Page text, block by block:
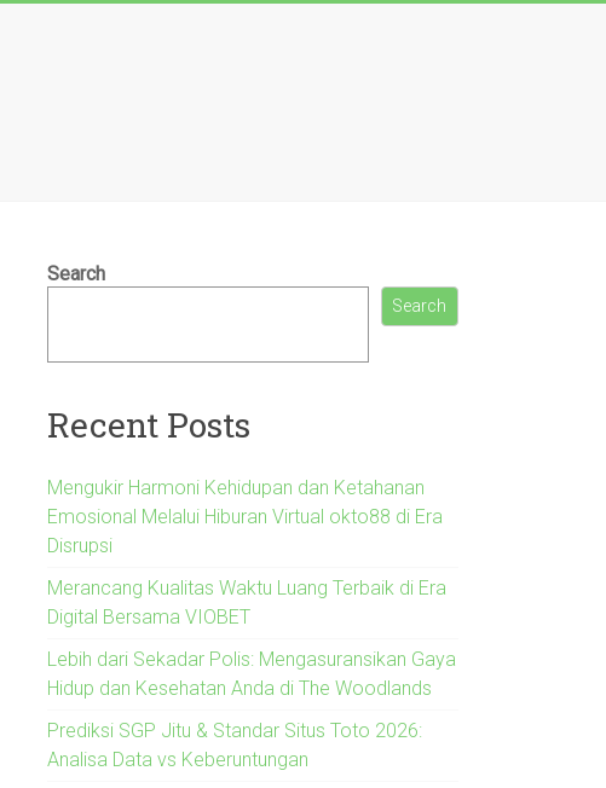
Search
Search
Recent Posts
Mengukir Harmoni Kehidupan dan Ketahanan
Emosional Melalui Hiburan Virtual okto88 di Era
Disrupsi
Merancang Kualitas Waktu Luang Terbaik di Era
Digital Bersama VIOBET
Lebih dari Sekadar Polis: Mengasuransikan Gaya
Hidup dan Kesehatan Anda di The Woodlands
Prediksi SGP Jitu & Standar Situs Toto 2026:
Analisa Data vs Keberuntungan